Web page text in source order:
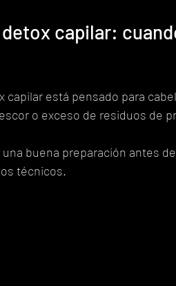
capilar:
capilar está pensado para
o exceso de residuos de
buena preparación antes
técnicos.